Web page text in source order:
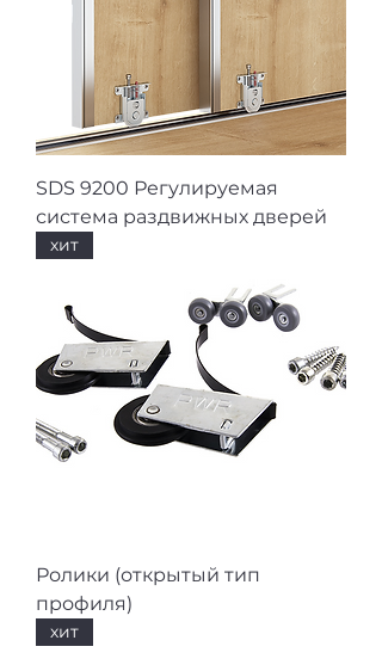
SDS 9200 Регулируемая
система раздвижных дверей
хит
Ролики (открытый тип
профиля)
хит